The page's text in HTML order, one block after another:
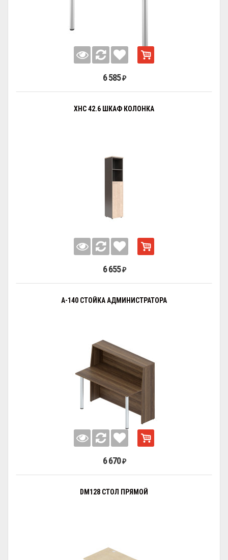
6 585 ₽
XHC 42.6 ШКАФ КОЛОНКА
6 655 ₽
А-140 СТОЙКА АДМИНИСТРАТОРА
6 670 ₽
DM128 СТОЛ ПРЯМОЙ